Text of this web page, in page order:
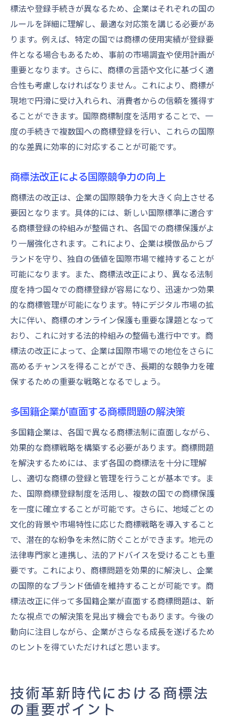
標法や登録手続きが異なるため、企業はそれぞれの国の
ルールを詳細に理解し、最適な対応策を講じる必要があ
ります。例えば、特定の国では商標の使用実績が登録要
件となる場合もあるため、事前の市場調査や使用計画が
重要となります。さらに、商標の言語や文化に基づく適
合性も考慮しなければなりません。これにより、商標が
現地で円滑に受け入れられ、消費者からの信頼を獲得す
ることができます。国際商標制度を活用することで、一
度の手続きで複数国への商標登録を行い、これらの国際
的な差異に効率的に対応することが可能です。
商標法改正による国際競争力の向上
商標法の改正は、企業の国際競争力を大きく向上させる
要因となります。具体的には、新しい国際標準に適合す
る商標登録の枠組みが整備され、各国での商標保護がよ
り一層強化されます。これにより、企業は模倣品からブ
ランドを守り、独自の価値を国際市場で維持することが
可能になります。また、商標法改正により、異なる法制
度を持つ国々での商標登録が容易になり、迅速かつ効果
的な商標管理が可能になります。特にデジタル市場の拡
大に伴い、商標のオンライン保護も重要な課題となって
おり、これに対する法的枠組みの整備も進行中です。商
標法の改正によって、企業は国際市場での地位をさらに
高めるチャンスを得ることができ、長期的な競争力を確
保するための重要な戦略となるでしょう。
多国籍企業が直面する商標問題の解決策
多国籍企業は、各国で異なる商標法制に直面しながら、
効果的な商標戦略を構築する必要があります。商標問題
を解決するためには、まず各国の商標法を十分に理解
し、適切な商標の登録と管理を行うことが基本です。ま
た、国際商標登録制度を活用し、複数の国での商標保護
を一度に確立することが可能です。さらに、地域ごとの
文化的背景や市場特性に応じた商標戦略を導入すること
で、潜在的な紛争を未然に防ぐことができます。地元の
法律専門家と連携し、法的アドバイスを受けることも重
要です。これにより、商標問題を効果的に解決し、企業
の国際的なブランド価値を維持することが可能です。商
標法改正に伴って多国籍企業が直面する商標問題は、新
たな視点での解決策を見出す機会でもあります。今後の
動向に注目しながら、企業がさらなる成長を遂げるため
のヒントを得ていただければと思います。
技術革新時代における商標法
の重要ポイント